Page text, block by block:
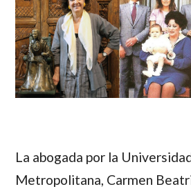
La abogada por la
Metropolitana, Carmen